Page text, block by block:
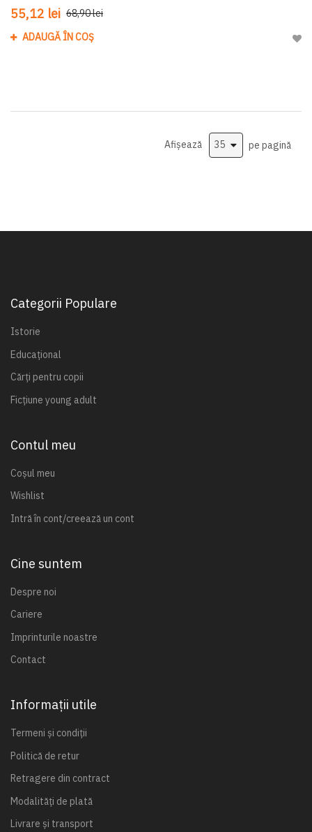
55,12 lei 68,90 lei
ADAUGĂ ÎN COȘ
Afișează pe pagină
Categorii Populare
Istorie
Educațional
Cărți pentru copii
Ficțiune young adult
Contul meu
Coșul meu
Wishlist
Intră în cont/creează un cont
Cine suntem
Despre noi
Cariere
Imprinturile noastre
Contact
Informații utile
Termeni și condiții
Politică de retur
Retragere din contract
Modalități de plată
Livrare și transport